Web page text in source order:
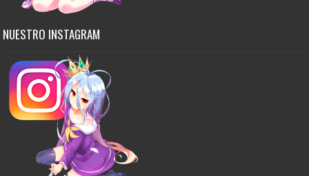
NUESTRO INSTAGRAM